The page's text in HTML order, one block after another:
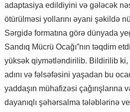
adaptasiya edildiyini və gələcək
ötürülməsi yollarını əyani şəkildə
Sərgidə formatına görə dünyada
Sandıq Mücrü Ocağı”nın təqdim
yüksək qiymətləndirilib. Bildirilib
adını və fəlsəfəsini yaşadan bu
yaddaşın mühafizəsi çağırışlarına
dayanıqlı şəhərsalma tələblərinə